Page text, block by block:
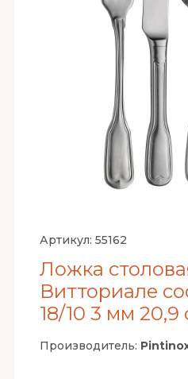
Артикул: 55162
Ложка
Витториале
18/10 3 мм 20,9
Производитель: